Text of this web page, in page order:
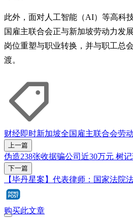
此外，面对人工智能（AI）等高科
国雇主联合会正与新加坡劳动力发
岗位重塑与职业转换，并与职工总
渡。
财经即时新加坡全国雇主联合会劳
上一篇
伪造238张收据骗公司近30万元 树
下一篇
【毕丹星案】代表律师：国家法院
购买此文章